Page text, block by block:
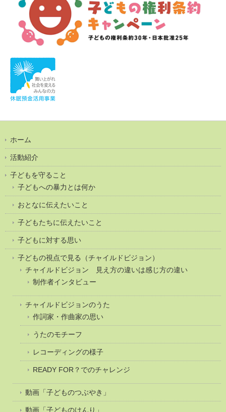
ホーム
活動紹介
子どもを守ること
子どもへの暴力とは何か
おとなに伝えたいこと
子どもたちに伝えたいこと
子どもに対する思い
子どもの視点で見る（チャイルドビジョン）
チャイルドビジョン 見え方の違いは感じ方の違い
制作者インタビュー
チャイルドビジョンのうた
作詞家・作曲家の思い
うたのモチーフ
レコーディングの様子
READY FOR？でのチャレンジ
動画「子どものつぶやき」
動画「子どものけんり」